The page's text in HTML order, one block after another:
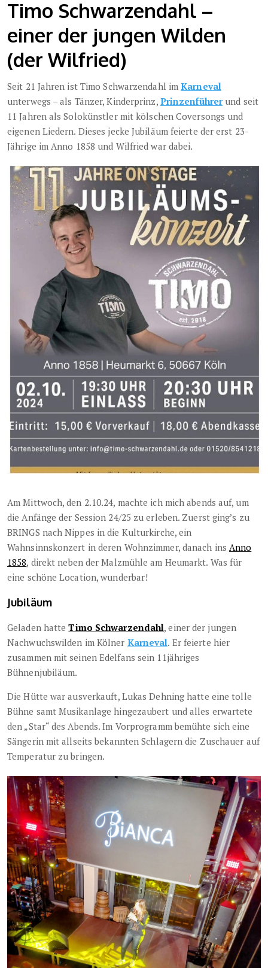
Timo Schwarzendahl –
einer der jungen Wilden
(der Wilfried)
Seit 21 Jahren ist Timo Schwarzendahl imKarneval
unterwegs – als Tänzer, Kinderprinz, Prinzenführerund seit
11 Jahren als Solokünstler mit kölschen Coversongs und
eigenen Liedern. Dieses jecke Jubiläum feierte der erst 23-
Jährige im Anno 1858 und Wilfried war dabei.
Am Mittwoch, den 2.10.24, machte ich mich abends auf, um
die Anfänge der Session 24/25 zu erleben. Zuerst ging’s zu
BRINGS nach Nippes in die Kulturkirche, ein
Wahnsinnskonzert in deren Wohnzimmer, danach ins Anno
1858, direkt neben der Malzmühle am Heumarkt. Was für
eine schöne Location, wunderbar!
Jubiläum
Geladen hatteTimo Schwarzendahl, einer der jungen
Nachwuchswilden im Kölner Karneval. Er feierte hier
zusammen mit seinen Edelfans sein 11jähriges
Bühnenjubiläum.
Die Hütte war ausverkauft, Lukas Dehning hatte eine tolle
Bühne samt Musikanlage hingezaubert und alles erwartete
den „Star“ des Abends. Im Vorprogramm bemühte sich eine
Sängerin mit allseits bekannten Schlagern die Zuschauer auf
Temperatur zu bringen.